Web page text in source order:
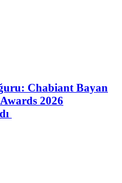
Chabiant Bayan
2026